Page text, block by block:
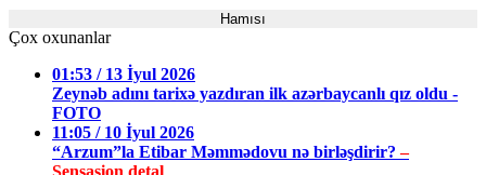
Hamısı
Çox oxunanlar
01:53 / 13 İyul 2026
Zeynəb adını tarixə yazdıran ilk azərbaycanlı qız oldu -
FOTO
11:05 / 10 İyul 2026
“Arzum”la Etibar Məmmədovu nə birləşdirir?–